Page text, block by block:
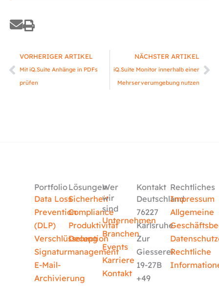
Zurück
VORHERIGER ARTIKEL
Mit iQ.Suite Anhänge in PDFs
prüfen
NÄCHSTER ARTIKEL
iQ.Suite Monitor innerhalb einer
Mehrserverumgebung nutzen
Portfolio
Data Loss
Prevention
(DLP)
Verschlüsselung
Signaturmanagement
E-Mail-
Archivierung
Lösungen
Sicherheit
Compliance
Produktivität
Deception
Wer
wir
sind
Unternehmen
Branchen
Events
Karriere
Kontakt
Kontakt
Deutschland
76227
Karlsruhe
Zur
Giesserei
19-27B
+49
Rechtliches
Impressum
Allgemeine
Rechtliche